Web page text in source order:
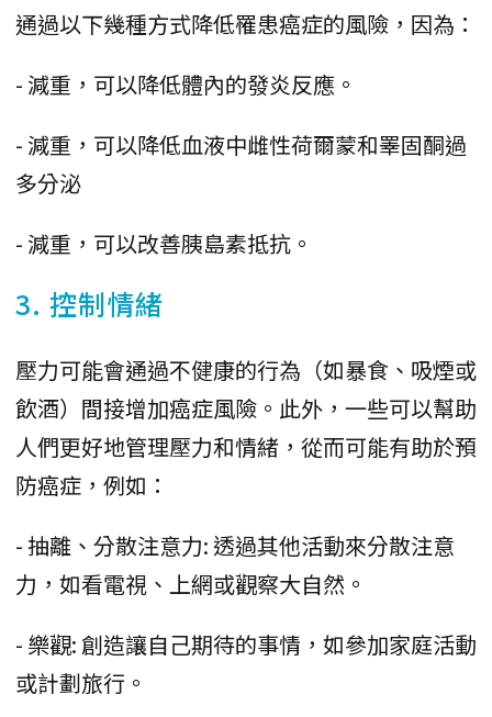
通過以下幾種方式降低罹患癌症的風險，因為：
- 減重，可以降低體內的發炎反應。
- 減重，可以降低血液中雌性荷爾蒙和睪固酮過
多分泌
- 減重，可以改善胰島素抵抗。
3. 控制情緒
壓力可能會通過不健康的行為（如暴食、吸煙或
飲酒）間接增加癌症風險。此外，一些可以幫助
人們更好地管理壓力和情緒，從而可能有助於預
防癌症，例如：
- 抽離、分散注意力: 透過其他活動來分散注意
力，如看電視、上網或觀察大自然。
- 樂觀: 創造讓自己期待的事情，如參加家庭活動
或計劃旅行。